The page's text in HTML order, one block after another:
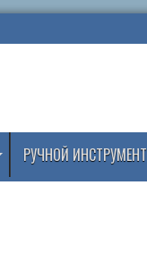
РУЧНОЙ ИНСТРУМЕНТ